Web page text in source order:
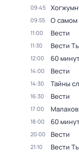
09:45
09:55 О самом
11:00 Вести
11:30 Вести
12:00 60
14:00 Вести
14:30 Тайны
16:30 Вести
17:00 Малахов
18:00 60
20:00 Вести
21:10 Вести